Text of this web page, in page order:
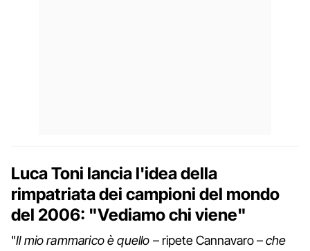
Luca Toni lancia l'idea della
rimpatriata dei campioni del mondo
del 2006: "Vediamo chi viene"
"Il mio rammarico è quello – ripete Cannavaro –che